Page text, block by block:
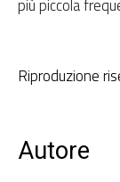
più piccola
Riproduzione
Autore